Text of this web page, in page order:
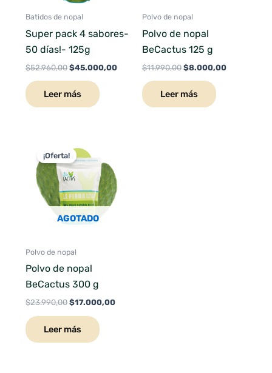
Batidos de nopal
Super pack 4 sabores-
50 días!- 125g
$52.960,00 $45.000,00
Leer más
Polvo de nopal
Polvo de nopal
BeCactus 125 g
$11.990,00 $8.000,00
Leer más
AGOTADO
¡Oferta!
Polvo de nopal
Polvo de nopal
BeCactus 300 g
$23.990,00
precio
original
era:
$23.990,00.
$17.000,00
$17.000,00.
Leer más